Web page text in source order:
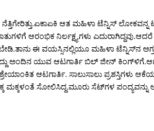
ನೆತ್ತಿಗೇರಿತ್ತು.ಏಕಾಏಕಿ ಆತ ಮಹಿಳಾ ಟೆನ್ನಿಸ್
ಆರಂಭಿಕ ನಿರ್ಲಕ್ಷ್ಯಗಳು
ಈ ವಯಸ್ಸಿನಲ್ಲಿಯೂ ಮಹಿಳಾ ಟೆನ್ನಿಸ್‌ನ
ಅಂದಿನ ಯುವ ಆಟಗಾರ್ತಿ ಬಿಲ್ ಜೀನ್
ಆಟಗಾರ್ತಿ. ಸಾಲುಸಾಲು ಪ್ರಶಸ್ತಿಗಳು
ಸೋಲಿಸಿದ್ದ.ಮೂರು ಸೆಟ್‌ಗಳ ಪಂದ್ಯವನ್ನು